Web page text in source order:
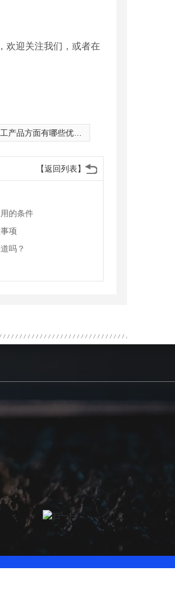
欢迎关注我们，或者在
品方面有哪些优势？
【返回列表】
的条件
项
吗？